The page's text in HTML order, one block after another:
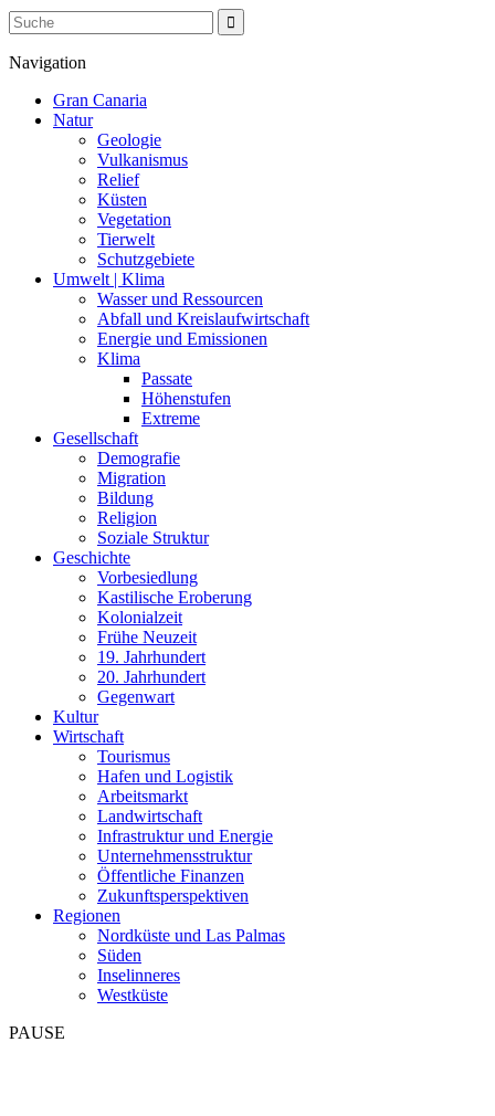
Navigation
Gran Canaria
Natur
Geologie
Vulkanismus
Relief
Küsten
Vegetation
Tierwelt
Schutzgebiete
Umwelt | Klima
Wasser und Ressourcen
Abfall und Kreislaufwirtschaft
Energie und Emissionen
Klima
Passate
Höhenstufen
Extreme
Gesellschaft
Demografie
Migration
Bildung
Religion
Soziale Struktur
Geschichte
Vorbesiedlung
Kastilische Eroberung
Kolonialzeit
Frühe Neuzeit
19. Jahrhundert
20. Jahrhundert
Gegenwart
Kultur
Wirtschaft
Tourismus
Hafen und Logistik
Arbeitsmarkt
Landwirtschaft
Infrastruktur und Energie
Unternehmensstruktur
Öffentliche Finanzen
Zukunftsperspektiven
Regionen
Nordküste und Las Palmas
Süden
Inselinneres
Westküste
PAUSE